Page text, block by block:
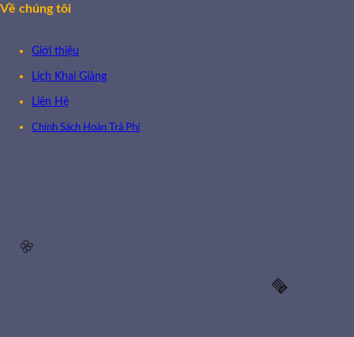
Về chúng tôi
Giới thiệu
Lịch Khai Giảng
Liên Hệ
Chính Sách Hoàn Trả Phí